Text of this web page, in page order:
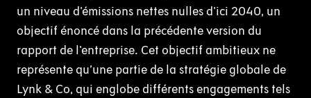
un niveau d'émissions nettes nulles d'ici 2040, un
objectif énoncé dans la précédente version du
rapport de l'entreprise. Cet objectif ambitieux ne
représente qu’une partie de la stratégie globale de
Lynk & Co, qui englobe différents engagements tels